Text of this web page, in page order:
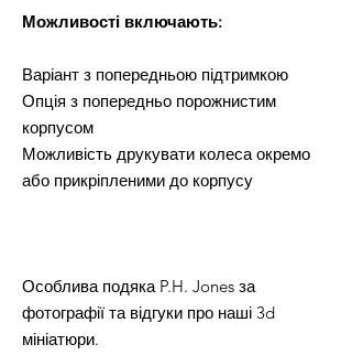
Можливості включають:
Варіант з попередньою підтримкою
Опція з попередньо порожнистим
корпусом
Можливість друкувати колеса окремо
або прикріпленими до корпусу
Особлива подяка P.H. Jones за
фотографії та відгуки про наші 3d
мініатюри.